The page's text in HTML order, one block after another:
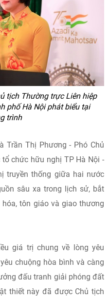
tịch Thường trực Liên hiệp
phố Hà Nội phát biểu tại
trình
Trần Thị Phương - Phó Chủ
chức hữu nghị TP Hà Nội -
truyền thống giữa hai nước
sâu xa trong lịch sử, bắt
tôn giáo và giao thương
giá trị chung về lòng yêu
chuộng hòa bình và càng
đấu tranh giải phóng đất
thiết này đã được Chủ tịch